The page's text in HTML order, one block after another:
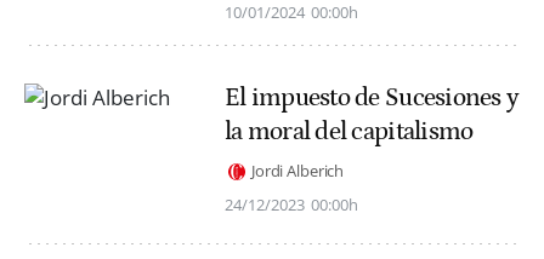
10/01/2024 00:00h
El impuesto de Sucesiones y
la moral del capitalismo
Jordi Alberich
24/12/2023 00:00h